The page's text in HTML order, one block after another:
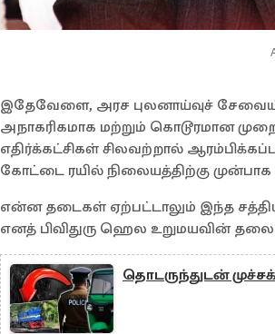
இதேவேளை, அரச புலனாய்வுச்
அநாகரிகமாக மற்றும் கொடூரமான
எதிர்க்கட்சிகள் சிலவற்றால்
கோட்டை ரயில் நிலையத்திற்கு முன்பாக
என்ன தடைகள் ஏற்பட்டாலும் இந்த
எனத் பிவிதுரு ஹெல உறுமயவின்
தொடருந்துடன்